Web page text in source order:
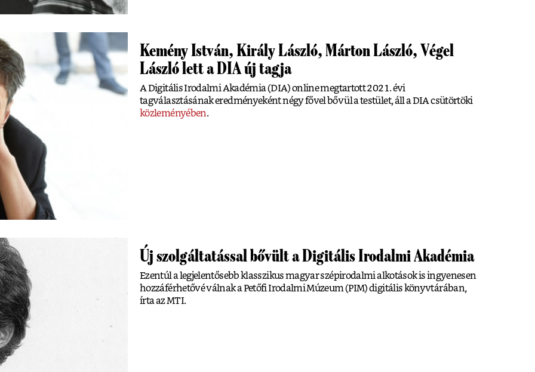
Kemény István, Király László, Márton László, Végel
László lett a DIA új tagja
A Digitális Irodalmi Akadémia (DIA) online megtartott 2021. évi
tagválasztásának eredményeként négy fővel bővül a testület, áll a DIA csütörtöki
közleményében.
Új szolgáltatással bővült a Digitális Irodalmi Akadémia
Ezentúl a legjelentősebb klasszikus magyar szépirodalmi alkotások is ingyenesen
hozzáférhetővé válnak a Petőfi Irodalmi Múzeum (PIM) digitális könyvtárában,
írta az MTI.